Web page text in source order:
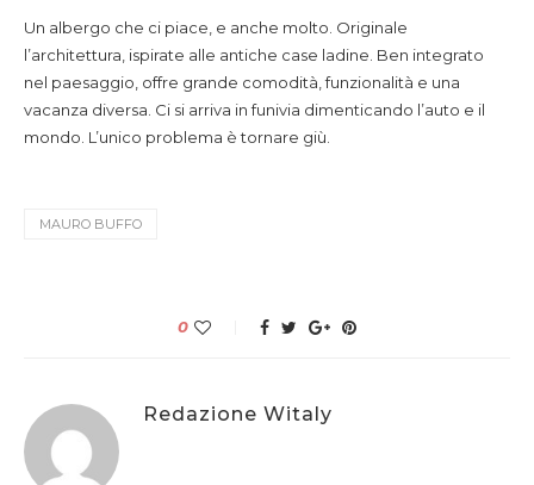
Un albergo che ci piace, e anche molto. Originale
l’architettura, ispirate alle antiche case ladine. Ben integrato
nel paesaggio, offre grande comodità, funzionalità e una
vacanza diversa. Ci si arriva in funivia dimenticando l’auto e il
mondo. L’unico problema è tornare giù.
MAURO BUFFO
0
Redazione Witaly